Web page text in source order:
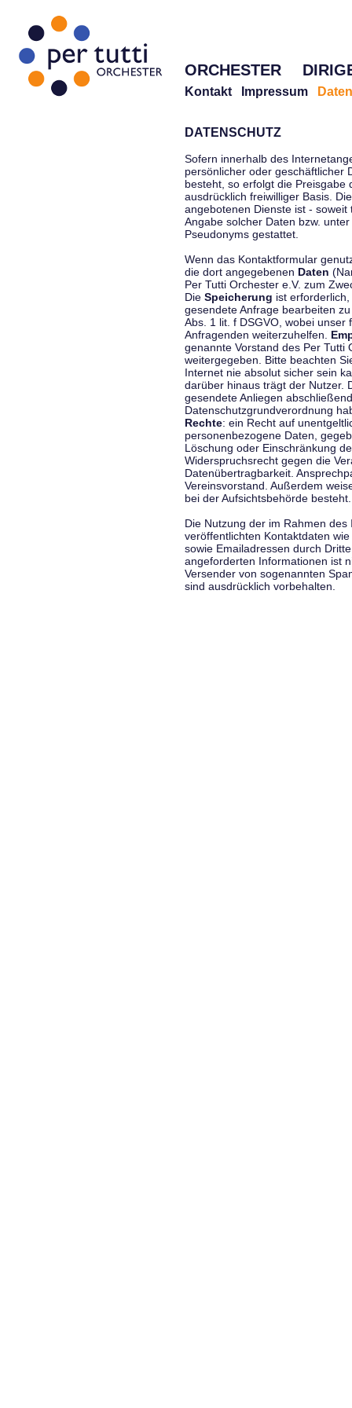
ORCHESTER
Kontakt Impressum
DATENSCHUTZ
Sofern innerhalb des
persönlicher oder geschäftlicher
besteht, so erfolgt die Preisgabe
ausdrücklich freiwilliger Basis.
angebotenen Dienste ist -
Angabe solcher Daten bzw.
Pseudonyms gestattet.
Wenn das Kontaktformular
die dort angegebenen Daten
Per Tutti Orchester e.V. zum
Die Speicherung ist
gesendete Anfrage bearbeiten
Abs. 1 lit. f DSGVO, wobei
Anfragenden weiterzuhelfen.
genannte Vorstand des Per Tutti
weitergegeben. Bitte beachten
Internet nie absolut sicher sein
darüber hinaus trägt der Nutzer.
gesendete Anliegen
Datenschutzgrundverordnung
Rechte: ein Recht auf
personenbezogene Daten,
Löschung oder Einschränkung
Widerspruchsrecht gegen die
Datenübertragbarkeit.
Vereinsvorstand. Außerdem
bei der Aufsichtsbehörde besteht.
Die Nutzung der im Rahmen
veröffentlichten Kontaktdaten
sowie Emailadressen durch
angeforderten Informationen ist
Versender von sogenannten
sind ausdrücklich vorbehalten.